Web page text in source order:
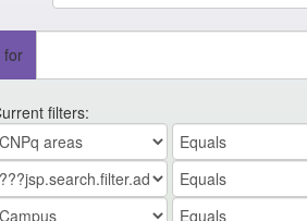
for
filters: